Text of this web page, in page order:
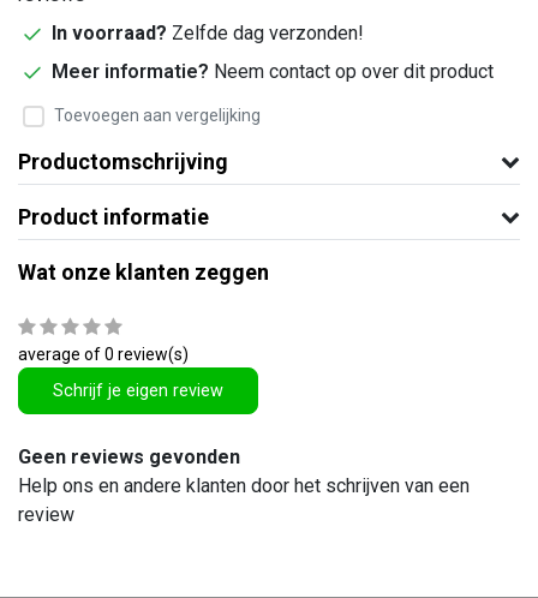
In voorraad? Zelfde dag verzonden!
Meer informatie? Neem contact op over dit product
Toevoegen aan vergelijking
Productomschrijving
Product informatie
Wat onze klanten zeggen
average of 0 review(s)
Schrijf je eigen review
Geen reviews gevonden
Help ons en andere klanten door het schrijven van een
review